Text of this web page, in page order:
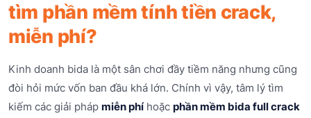
tìm phần mềm tính tiền crack,
miễn phí?
Kinh doanh bida là một sân chơi đầy tiềm năng nhưng cũng
đòi hỏi mức vốn ban đầu khá lớn. Chính vì vậy, tâm lý tìm
kiếm các giải pháp miễn phíhoặc phần mềm bida full crack